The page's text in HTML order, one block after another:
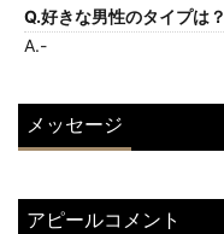
Q.好きな男性のタイプは？
A.-
メッセージ
アピールコメント